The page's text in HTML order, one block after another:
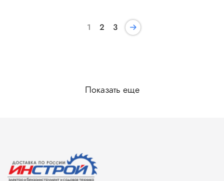
1 2 3
Показать еще